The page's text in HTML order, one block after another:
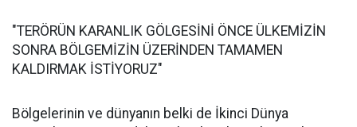
"TERÖRÜN KARANLIK GÖLGESİNİ ÖNCE ÜLKEMİZİN
SONRA BÖLGEMİZİN ÜZERİNDEN TAMAMEN
KALDIRMAK İSTİYORUZ"
Bölgelerinin ve dünyanın belki de İkinci Dünya